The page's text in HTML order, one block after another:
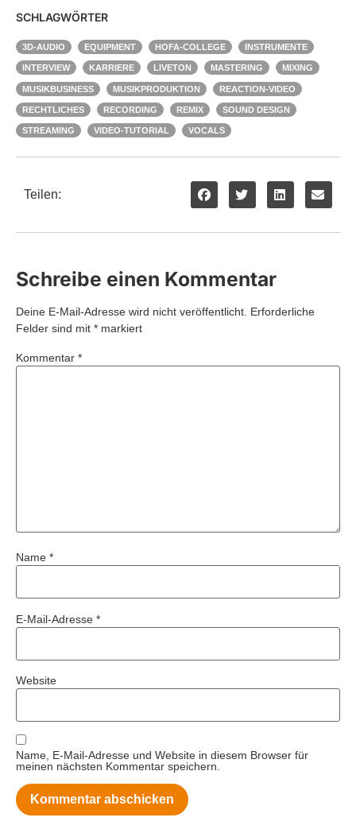
SCHLAGWÖRTER
3D-AUDIO EQUIPMENT HOFA-COLLEGE INSTRUMENTE
INTERVIEW KARRIERE LIVETON MASTERING MIXING
MUSIKBUSINESS MUSIKPRODUKTION REACTION-VIDEO
RECHTLICHES RECORDING REMIX SOUND DESIGN
STREAMING VIDEO-TUTORIAL VOCALS
Teilen:
Schreibe einen Kommentar
Deine E-Mail-Adresse wird nicht veröffentlicht. Erforderliche
Felder sind mit * markiert
Kommentar *
Name *
E-Mail-Adresse *
Website
Name, E-Mail-Adresse und Website in diesem Browser für
meinen nächsten Kommentar speichern.